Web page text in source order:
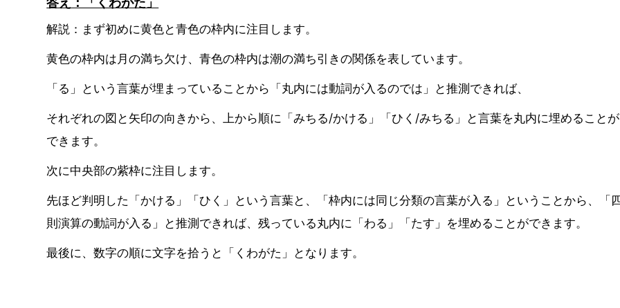
解説：まず初めに黄色と青色の枠内に注目します。
黄色の枠内は月の満ち欠け、青色の枠内は潮の満ち引きの関係を表しています。
「る」という言葉が埋まっていることから「丸内には動詞が入るのでは」と推測できれば、
それぞれの図と矢印の向きから、上から順に「みちる/かける」「ひく/みちる」と言葉を丸内に埋めることが
できます。
次に中央部の紫枠に注目します。
先ほど判明した「かける」「ひく」という言葉と、「枠内には同じ分類の言葉が入る」ということから、「
則演算の動詞が入る」と推測できれば、残っている丸内に「わる」「たす」を埋めることができます。
最後に、数字の順に文字を拾うと「くわがた」となります。